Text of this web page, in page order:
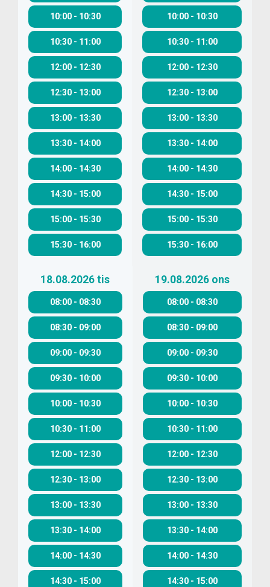
10:00- 10:30
10:30- 11:00
12:00- 12:30
12:30- 13:00
13:00- 13:30
13:30- 14:00
14:00- 14:30
14:30- 15:00
15:00- 15:30
15:30- 16:00
10:00- 10:30
10:30- 11:00
12:00- 12:30
12:30- 13:00
13:00- 13:30
13:30- 14:00
14:00- 14:30
14:30- 15:00
15:00- 15:30
15:30- 16:00
18.08.2026 tis
08:00- 08:30
08:30- 09:00
09:00- 09:30
09:30- 10:00
10:00- 10:30
10:30- 11:00
12:00- 12:30
12:30- 13:00
13:00- 13:30
13:30- 14:00
14:00- 14:30
14:30- 15:00
19.08.2026 ons
08:00- 08:30
08:30- 09:00
09:00- 09:30
09:30- 10:00
10:00- 10:30
10:30- 11:00
12:00- 12:30
12:30- 13:00
13:00- 13:30
13:30- 14:00
14:00- 14:30
14:30- 15:00